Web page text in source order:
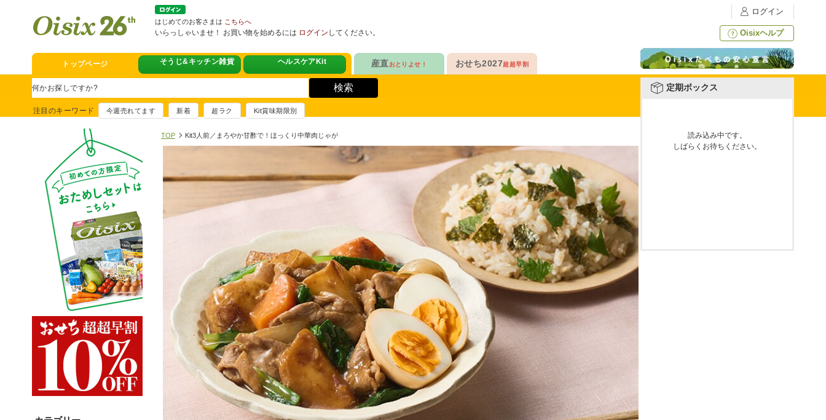
ログイン
Oisixヘルプ
はじめてのお客さまは こちらへ
いらっしゃいませ！ お買い物を始めるには ログイン してください。
トップページ
豪華賞品が当たるチャンス
満足ごはん大集合
おすすめ！出汁付き肉吸い
そうじ&キッチン雑貨
夏に便利！新商品6点登場
熊本地震への緊急支援
寄付付き商品取り扱い中
ヘルスケアKit
ヘルスケアKit
健康サポート食品
産直おとりよせ！
信州フルーツ定期便
人気No.3
ファンが年々増！
生沼さんの甘熟梨
貴重な黄桃食べ比べ
奥山さんの幸せの黄桃
人気No.5
夏にピッタリ
モチモチ食感チーズ
おせち2027超超早割
和風特化お重
人気ブランド監修！
乾杯のお供にも！
洗練された洋風素材
クリームチーズたっぷり
人気品目を増量！
家族でたっぷり楽しむ
和・洋・中　よくばりセット
人気二段重「高砂」と
本格中華オードブル
検索
注目のキーワード 今週売れてます 新着 超ラク Kit賞味期限別
定期ボックス
読み込み中です。
しばらくお待ちください。
TOP Kit3人前／まろやか甘酢で！ほっくり中華肉じゃが